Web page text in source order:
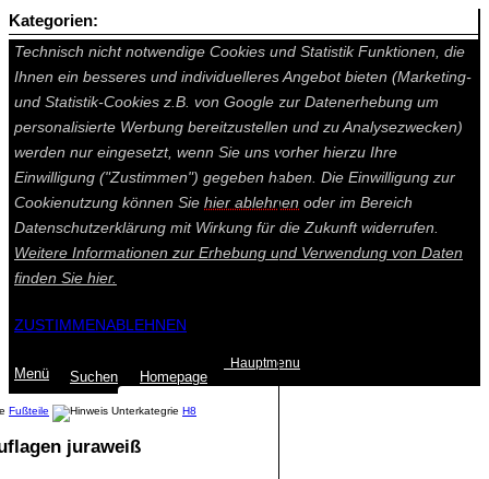
Auf dieser Seite werden technisch notwendige Cookies gesetzt.
Technisch nicht notwendige Cookies und Statistik Funktionen, die
Ihnen ein besseres und individuelleres Angebot bieten (Marketing-
und Statistik-Cookies z.B. von Google zur Datenerhebung um
personalisierte Werbung bereitzustellen und zu Analysezwecken)
werden nur eingesetzt, wenn Sie uns vorher hierzu Ihre
Einwilligung ("Zustimmen") gegeben haben. Die Einwilligung zur
Cookienutzung können Sie hier ablehnen oder im Bereich
Datenschutzerklärung mit Wirkung für die Zukunft widerrufen.
Weitere Informationen zur Erhebung und Verwendung von Daten
finden Sie hier.
ZUSTIMMENABLEHNEN
Menü Suchen Homepage
Hauptmenu
Fußteile H8
juraweiß
Kategorien: